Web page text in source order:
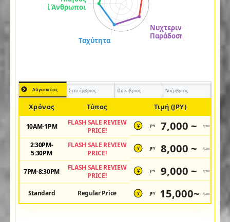
Αύγουστος Σεπτέμβριος Οκτώβριος Νοέμβριος
Χρόνος Τύπος Τιμή (JPY)
10AM-1PM
FLASH SALE REVIEW
PRICE!
¥ JPY 7,000 ~ /pax
2:30PM-
5:30PM
FLASH SALE REVIEW
PRICE!
¥ JPY 8,000 ~ /pax
7PM-8:30PM
FLASH SALE REVIEW
PRICE!
¥ JPY 9,000 ~ /pax
Standard Regular Price ¥ JPY 15,000~ /pax